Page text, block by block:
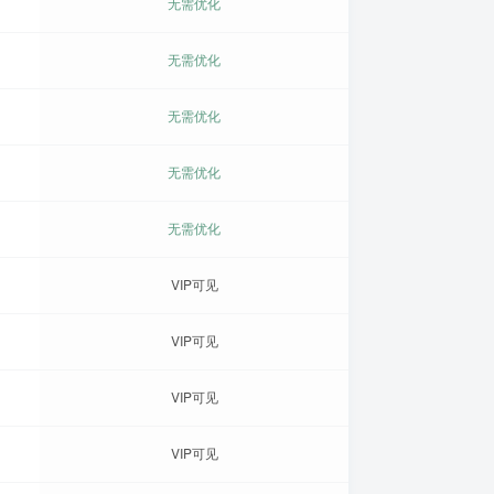
无需优化
无需优化
无需优化
无需优化
VIP可见
VIP可见
VIP可见
VIP可见